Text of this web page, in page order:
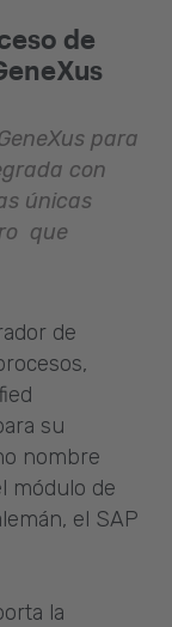
de
para
con
únicas
que
de
su
nombre
módulo de
el SAP
la